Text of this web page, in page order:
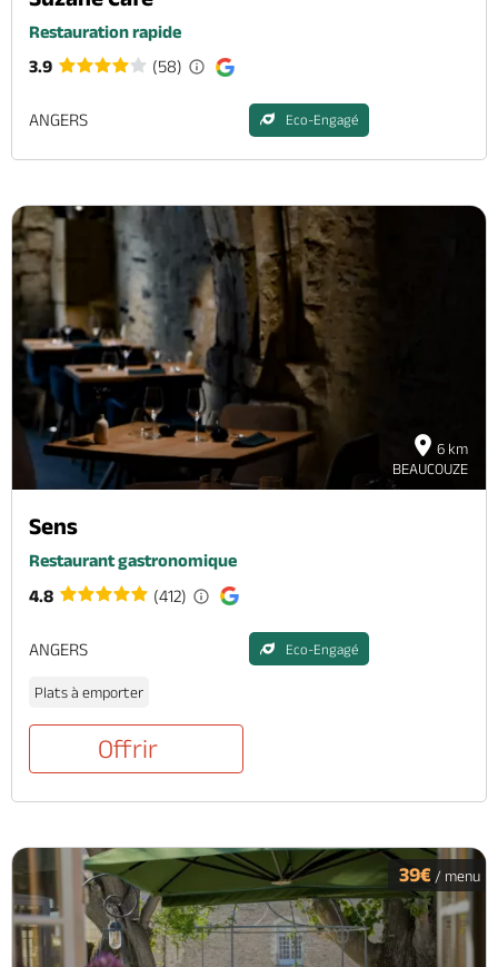
Restauration rapide
3.9
(58)
ANGERS Eco-Engagé
6 km
BEAUCOUZE
Sens
Restaurant gastronomique
4.8
(412)
ANGERS Eco-Engagé
Plats à emporter
Offrir
39€ / menu